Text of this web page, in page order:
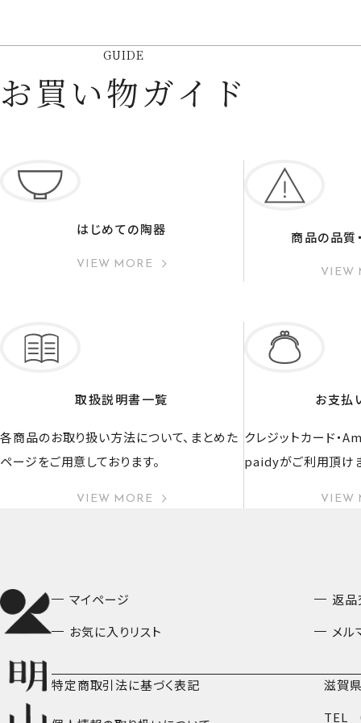
GUIDE
お買い物ガイド
はじめての陶器
VIEW MORE
商品の品質
VIEW
取扱説明書一覧
各商品のお取り扱い方法について、まとめた
ページをご用意しております。
VIEW MORE
お支払
クレジットカード・
paidyがご利用頂け
VIEW
マイページ
返
お気に入りリスト
メル
特定商取引法に基づく表記
滋賀
TEL